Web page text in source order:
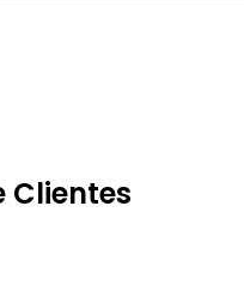
Clientes